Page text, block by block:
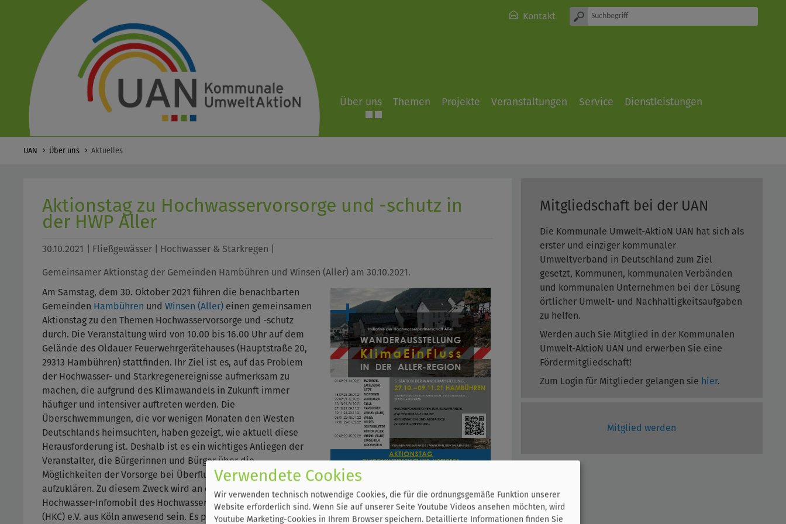
Kontakt
Über uns Themen Projekte Veranstaltungen Service Dienstleistungen
UAN Über uns Aktuelles
Aktionstag zu Hochwasservorsorge und -schutz in
der HWP Aller
30.10.2021 | Fließgewässer | Hochwasser & Starkregen |
Gemeinsamer Aktionstag der Gemeinden Hambühren und Winsen (Aller) am 30.10.2021.
Am Samstag, dem 30. Oktober 2021 führen die benachbarten
Gemeinden Hambühren und Winsen (Aller) einen gemeinsamen
Aktionstag zu den Themen Hochwasservorsorge und -schutz
durch. Die Veranstaltung wird von 10.00 bis 16.00 Uhr auf dem
Gelände des Oldauer Feuerwehrgerätehauses (Hauptstraße 20,
29313 Hambühren) stattfinden. Ihr Ziel ist es, auf das Problem
der Hochwasser- und Starkregenereignisse aufmerksam zu
machen, die aufgrund des Klimawandels in Zukunft immer
häufiger und intensiver auftreten werden. Die
Überschwemmungen, die vor wenigen Monaten den Westen
Deutschlands heimsuchten, haben gezeigt, wie aktuell diese
Herausforderung ist. Deshalb ist es ein wichtiges Anliegen der
Veranstalter, die Bürgerinnen und Bürger über die
Möglichkeiten der Vorsorge bei Überflutungsgefahren
aufzuklären. Zu diesem Zweck wird an dem Tag das
Hochwasser-Infomobil des HochwasserKompetenzCentrums
(HKC) e.V. aus Köln anwesend sein. Es präsentiert
Mitgliedschaft bei der UAN
Die Kommunale Umwelt-AktioN UAN hat sich als
erster und einziger kommunaler
Umweltverband in Deutschland zum Ziel
gesetzt, Kommunen, kommunalen Verbänden
und kommunalen Unternehmen bei der Lösung
örtlicher Umwelt- und Nachhaltigkeitsaufgaben
zu helfen.
Werden auch Sie Mitglied in der Kommunalen
Umwelt-AktioN UAN und erwerben Sie eine
Fördermitgliedschaft!
Zum Login für Mitglieder gelangen sie hier.
Mitglied werden
Verwendete Cookies
Wir verwenden technisch notwendige Cookies, die für die ordnungsgemäße Funktion unserer
Website erforderlich sind. Wenn Sie auf unserer Seite Youtube Videos ansehen möchten, wird
Youtube Marketing-Cookies in Ihrem Browser speichern. Detaillierte Informationen finden Sie